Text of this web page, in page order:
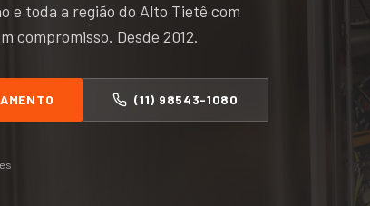
e toda a região do Alto Tietê com
compromisso. Desde 2012.
(11) 98543-1080